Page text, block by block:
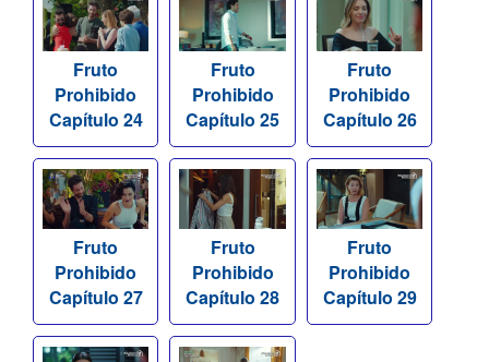
Fruto
Prohibido
Capítulo 24
Fruto
Prohibido
Capítulo 25
Fruto
Prohibido
Capítulo 26
Fruto
Prohibido
Capítulo 27
Fruto
Prohibido
Capítulo 28
Fruto
Prohibido
Capítulo 29